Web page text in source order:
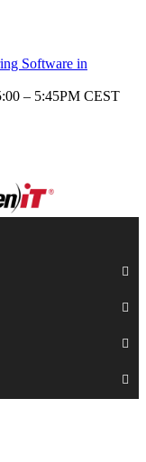
Software in
– 5:45PM CEST